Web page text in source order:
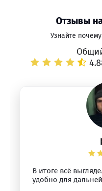
Отзывы
Узнайте
В итоге всё
удобно для